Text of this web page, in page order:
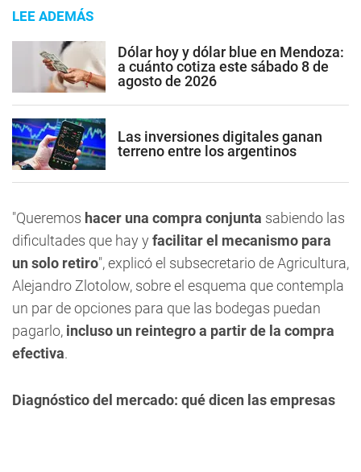
LEE ADEMÁS
Dólar hoy y dólar blue en Mendoza:
a cuánto cotiza este sábado 8 de
agosto de 2026
Las inversiones digitales ganan
terreno entre los argentinos
"Queremos hacer una compra conjunta sabiendo las
dificultades que hay y facilitar el mecanismo para
un solo retiro", explicó el subsecretario de Agricultura,
Alejandro Zlotolow, sobre el esquema que contempla
un par de opciones para que las bodegas puedan
pagarlo, incluso un reintegro a partir de la compra
efectiva.
Diagnóstico del mercado: qué dicen las empresas